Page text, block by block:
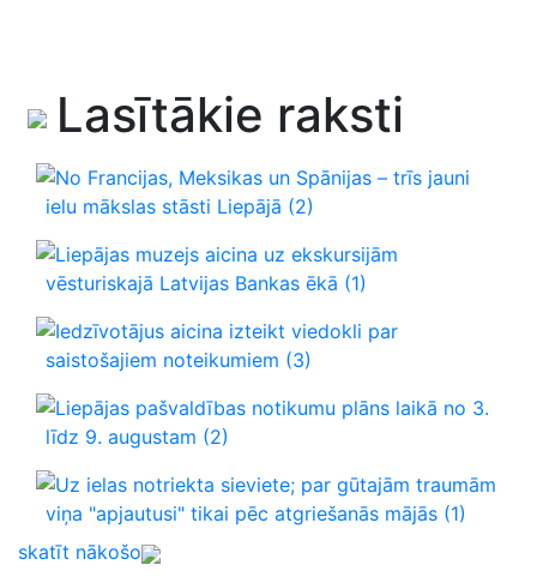
Lasītākie raksti
No Francijas, Meksikas un Spānijas – trīs jauni
ielu mākslas stāsti Liepājā (2)
Liepājas muzejs aicina uz ekskursijām
vēsturiskajā Latvijas Bankas ēkā (1)
Iedzīvotājus aicina izteikt viedokli par
saistošajiem noteikumiem (3)
Liepājas pašvaldības notikumu plāns laikā no 3.
līdz 9. augustam (2)
Uz ielas notriekta sieviete; par gūtajām traumām
viņa "apjautusi" tikai pēc atgriešanās mājās (1)
skatīt nākošo